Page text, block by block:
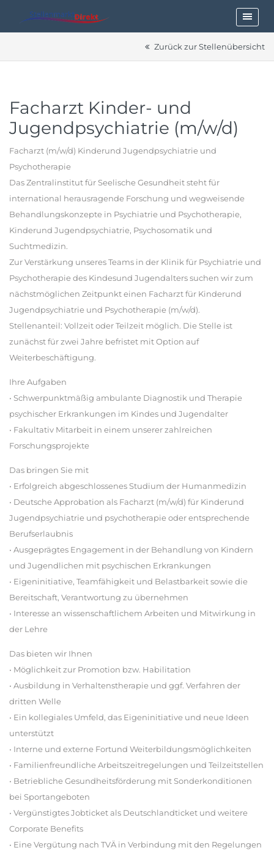
Zurück zur Stellenübersicht
Facharzt Kinder- und
Jugendpsychiatrie (m/w/d)
Facharzt (m/w/d) Kinderund Jugendpsychiatrie und
Psychotherapie
Das Zentralinstitut für Seelische Gesundheit steht für
international herausragende Forschung und wegweisende
Behandlungskonzepte in Psychiatrie und Psychotherapie,
Kinderund Jugendpsychiatrie, Psychosomatik und
Suchtmedizin.
Zur Verstärkung unseres Teams in der Klinik für Psychiatrie und
Psychotherapie des Kindesund Jugendalters suchen wir zum
nächstmöglichen Zeitpunkt einen Facharzt für Kinderund
Jugendpsychiatrie und Psychotherapie (m/w/d).
Stellenanteil: Vollzeit oder Teilzeit möglich. Die Stelle ist
zunächst für zwei Jahre befristet mit Option auf
Weiterbeschäftigung.
Ihre Aufgaben
• Schwerpunktmäßig ambulante Diagnostik und Therapie
psychischer Erkrankungen im Kindes und Jugendalter
• Fakultativ Mitarbeit in einem unserer zahlreichen
Forschungsprojekte
Das bringen Sie mit
• Erfolgreich abgeschlossenes Studium der Humanmedizin
• Deutsche Approbation als Facharzt (m/w/d) für Kinderund
Jugendpsychiatrie und psychotherapie oder entsprechende
Berufserlaubnis
• Ausgeprägtes Engagement in der Behandlung von Kindern
und Jugendlichen mit psychischen Erkrankungen
• Eigeninitiative, Teamfähigkeit und Belastbarkeit sowie die
Bereitschaft, Verantwortung zu übernehmen
• Interesse an wissenschaftlichem Arbeiten und Mitwirkung in
der Lehre
Das bieten wir Ihnen
• Möglichkeit zur Promotion bzw. Habilitation
• Ausbildung in Verhaltenstherapie und ggf. Verfahren der
dritten Welle
• Ein kollegiales Umfeld, das Eigeninitiative und neue Ideen
unterstützt
• Interne und externe Fortund Weiterbildungsmöglichkeiten
• Familienfreundliche Arbeitszeitregelungen und Teilzeitstellen
• Betriebliche Gesundheitsförderung mit Sonderkonditionen
bei Sportangeboten
• Vergünstigtes Jobticket als Deutschlandticket und weitere
Corporate Benefits
• Eine Vergütung nach TVÄ in Verbindung mit den Regelungen